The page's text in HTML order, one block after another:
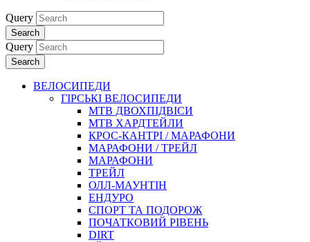
Query
Search
Query
Search
ВЕЛОСИПЕДИ
ГІРСЬКІ ВЕЛОСИПЕДИ
MTB ДВОХПIДВIСИ
MTB ХАРДТЕЙЛИ
КРОС-КАНТРI / МАРАФОНИ
МАРАФОНИ / ТРЕЙЛ
МАРАФОНИ
ТРЕЙЛ
ОЛЛ-МАУНТIН
ЕНДУРО
СПОРТ ТА ПОДОРОЖ
ПОЧАТКОВИЙ РIВЕНЬ
DIRT